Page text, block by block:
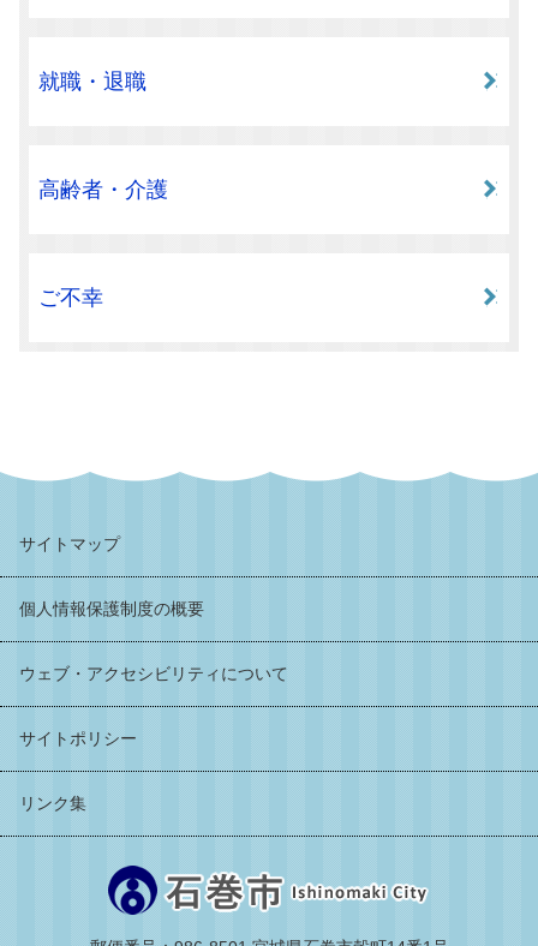
就職・退職
高齢者・介護
ご不幸
サイトマップ
個人情報保護制度の概要
ウェブ・アクセシビリティについて
サイトポリシー
リンク集